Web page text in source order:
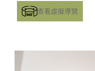
查看虛擬導覽